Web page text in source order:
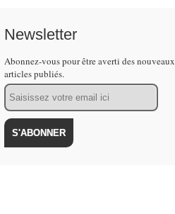
Newsletter
Abonnez-vous pour être averti des nouveaux
articles publiés.
Email